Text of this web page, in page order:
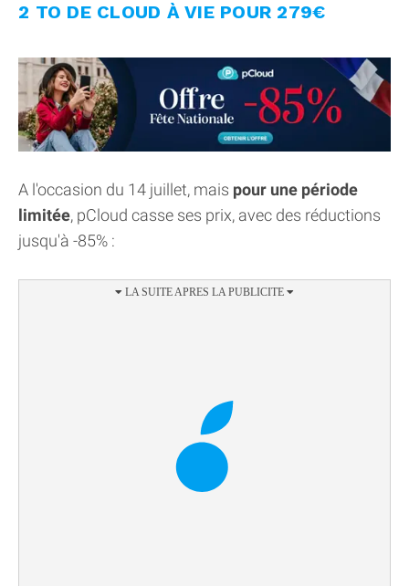
2 TO DE CLOUD À VIE POUR 279€
A l'occasion du 14 juillet, mais pour une période
limitée, pCloud casse ses prix, avec des réductions
jusqu'à -85% :